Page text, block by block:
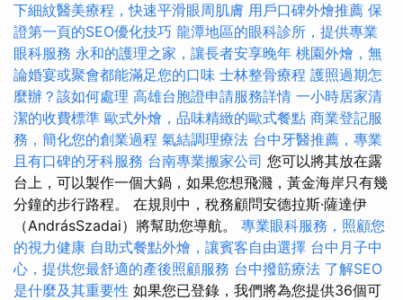
下細紋醫美療程，快速平滑眼周肌膚 用戶口碑外燴推薦 保
證第一頁的SEO優化技巧 龍潭地區的眼科診所，提供專業
眼科服務 永和的護理之家，讓長者安享晚年 桃園外燴，無
論婚宴或聚會都能滿足您的口味 士林整骨療程 護照過期怎
麼辦？該如何處理 高雄台胞證申請服務詳情 一小時居家清
潔的收費標準 歐式外燴，品味精緻的歐式餐點 商業登記服
務，簡化您的創業過程 氣結調理療法 台中牙醫推薦，專業
且有口碑的牙科服務 台南專業搬家公司 您可以將其放在露
台上，可以製作一個大鍋，如果您想飛濺，黃金海岸只有幾
分鐘的步行路程。 在規則中，稅務顧問安德拉斯·薩達伊
（AndrásSzadai）將幫助您導航。 專業眼科服務，照顧您
的視力健康 自助式餐點外燴，讓賓客自由選擇 台中月子中
心，提供您最舒適的產後照顧服務 台中撥筋療法 了解SEO
是什麼及其重要性 如果您已登錄，我們將為您提供36個可